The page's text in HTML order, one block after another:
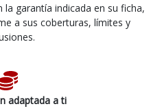
garantía indicada en su ficha,
a sus coberturas, límites y
adaptada a ti